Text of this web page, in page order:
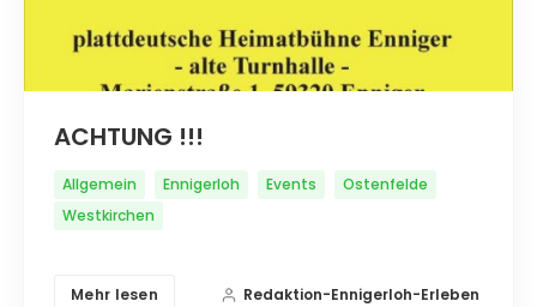
ACHTUNG !!!
Allgemein Ennigerloh Events
Ostenfelde
Westkirchen
Mehr lesen Redaktion-Ennigerloh-Erleben